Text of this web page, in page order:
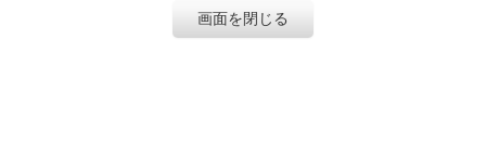
画面を閉じる